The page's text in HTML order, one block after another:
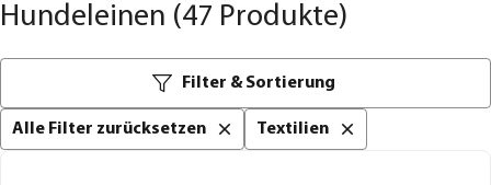
Hundeleinen (47 Produkte)
Filter & Sortierung
Alle Filter zurücksetzen Textilien